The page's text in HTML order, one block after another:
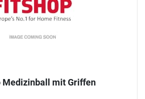
Medizinball mit Griffen